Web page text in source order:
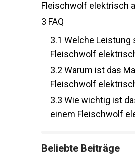
Fleischwolf elektrisch
3 FAQ
3.1 Welche Leistung
Fleischwolf
3.2 Warum ist das
Fleischwolf
3.3 Wie wichtig ist
einem Fleischwolf
Beliebte Beiträge